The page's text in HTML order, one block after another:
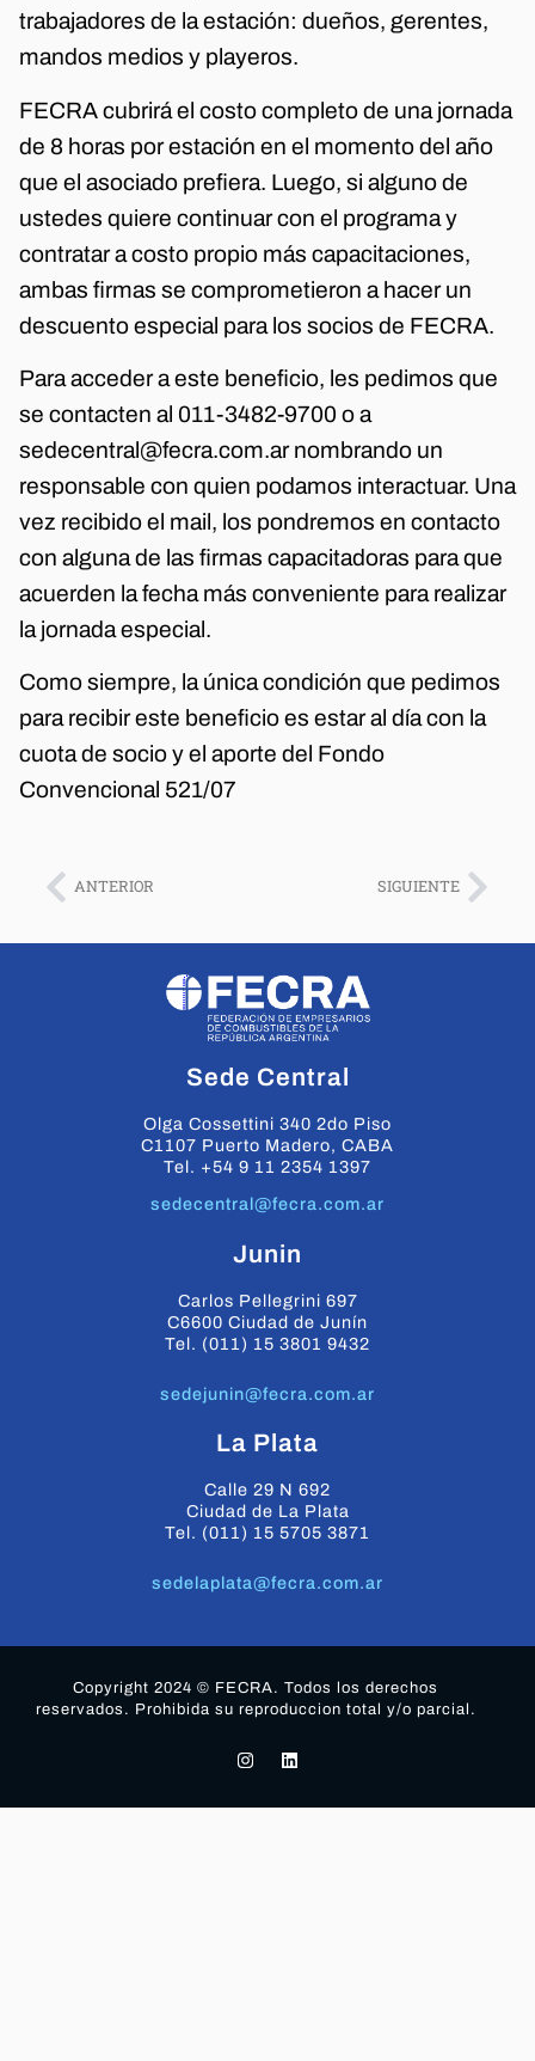
trabajadores de la estación: dueños, gerentes,
mandos medios y playeros.
FECRA cubrirá el costo completo de una jornada
de 8 horas por estación en el momento del año
que el asociado prefiera. Luego, si alguno de
ustedes quiere continuar con el programa y
contratar a costo propio más capacitaciones,
ambas firmas se comprometieron a hacer un
descuento especial para los socios de FECRA.
Para acceder a este beneficio, les pedimos que
se contacten al 011-3482-9700 o a
sedecentral@fecra.com.ar nombrando un
responsable con quien podamos interactuar. Una
vez recibido el mail, los pondremos en contacto
con alguna de las firmas capacitadoras para que
acuerden la fecha más conveniente para realizar
la jornada especial.
Como siempre, la única condición que pedimos
para recibir este beneficio es estar al día con la
cuota de socio y el aporte del Fondo
Convencional 521/07
ANTERIOR SIGUIENTE
Sede Central
Olga Cossettini 340 2do Piso
C1107 Puerto Madero, CABA
Tel. +54 9 11 2354 1397
sedecentral@fecra.com.ar
Junin
Carlos Pellegrini 697
C6600 Ciudad de Junín
Tel. (011) 15 3801 9432
sedejunin@fecra.com.ar
La Plata
Calle 29 N 692
Ciudad de La Plata
Tel. (011) 15 5705 3871
sedelaplata@fecra.com.ar
Copyright 2024 © FECRA. Todos los derechos
reservados. Prohibida su reproduccion total y/o parcial.